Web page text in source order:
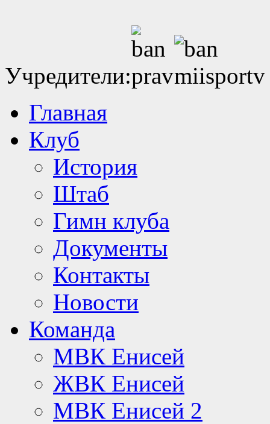
Учредители:
Главная
Клуб
История
Штаб
Гимн клуба
Документы
Контакты
Новости
Команда
МВК Енисей
ЖВК Енисей
МВК Енисей 2